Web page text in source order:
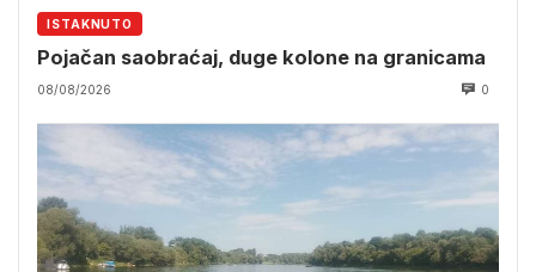
ISTAKNUTO
Pojačan saobraćaj, duge kolone na granicama
08/08/2026 0